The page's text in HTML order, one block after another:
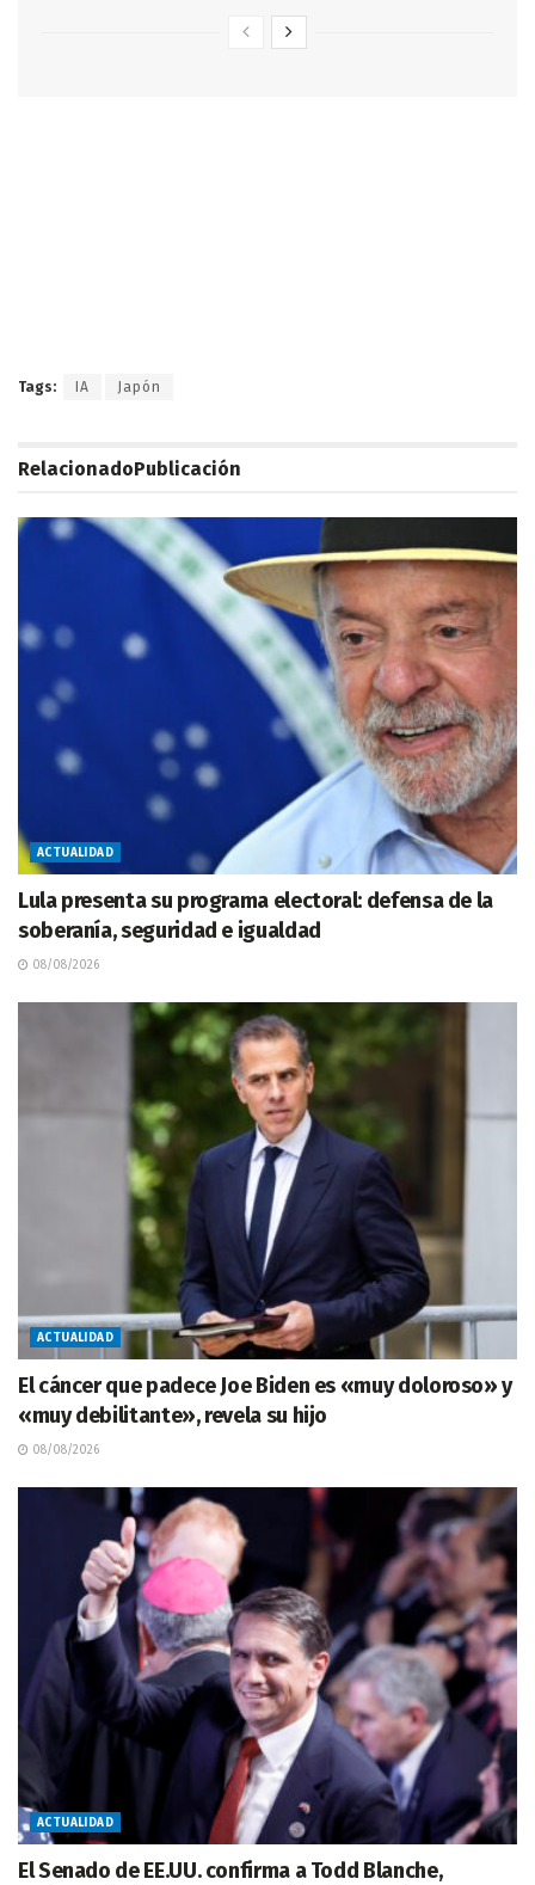
Tags: IA Japón
RelacionadoPublicación
ACTUALIDAD
Lula presenta su programa electoral: defensa de la
soberanía, seguridad e igualdad
08/08/2026
ACTUALIDAD
El cáncer que padece Joe Biden es «muy doloroso» y
«muy debilitante», revela su hijo
08/08/2026
ACTUALIDAD
El Senado de EE.UU. confirma a Todd Blanche,